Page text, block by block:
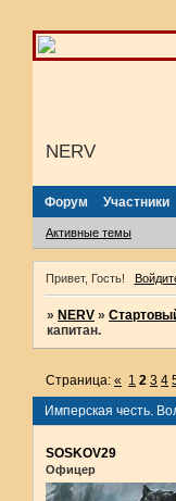
NERV
Форум Участники
Активные темы
Привет, Гость!
»NERV »
капитан.
Имперская честь.
Страница:« 1 2 3 4
SOSKOV29
Офицер